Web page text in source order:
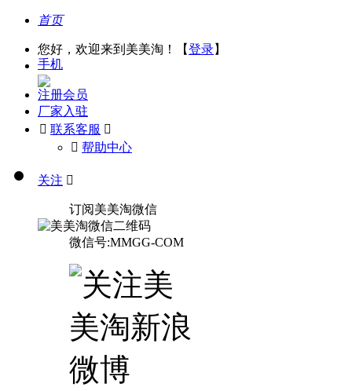
首页
您好，欢迎来到美美淘！【登录】
手机
注册会员
厂家入驻
 联系客服 
󰅃 帮助中心
关注 
订阅美美淘微信
微信号:MMGG-COM